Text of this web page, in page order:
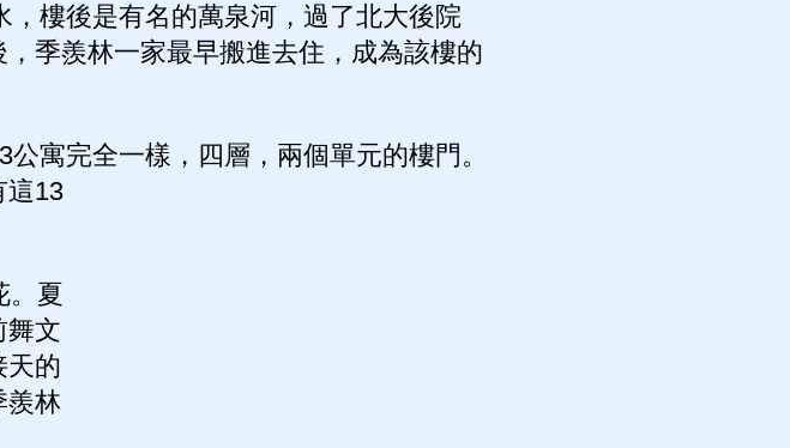
樓後是有名的萬泉河，過了北大後院
季羨林一家最早搬進去住，成為該樓的
寓完全一樣，四層，兩個單元的樓門。
這13
。夏
舞文
天的
羨林